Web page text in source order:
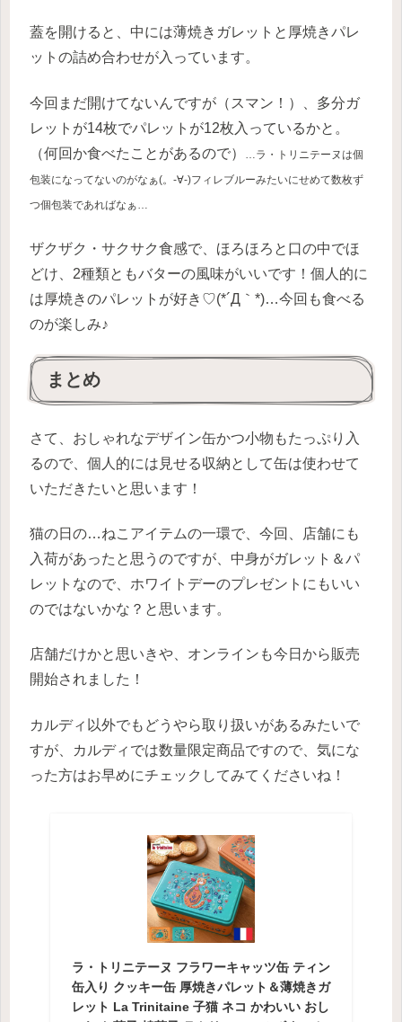
蓋を開けると、中には薄焼きガレットと厚焼きパレ
ットの詰め合わせが入っています。
今回まだ開けてないんですが（スマン！）、多分ガ
レットが14枚でパレットが12枚入っているかと。
（何回か食べたことがあるので）
…ラ・トリニテーヌは個
包装になってないのがなぁ(。-∀-)フィレブルーみたいにせめて数枚ず
つ個包装であればなぁ…
ザクザク・サクサク食感で、ほろほろと口の中でほ
どけ、2種類ともバターの風味がいいです！個人的に
は厚焼きのパレットが好き♡(*´Д｀*)…今回も食べる
のが楽しみ♪
まとめ
さて、おしゃれなデザイン缶かつ小物もたっぷり入
るので、個人的には見せる収納として缶は使わせて
いただきたいと思います！
猫の日の…ねこアイテムの一環で、今回、店舗にも
入荷があったと思うのですが、中身がガレット＆パ
レットなので、ホワイトデーのプレゼントにもいい
のではないかな？と思います。
店舗だけかと思いきや、オンラインも今日から販売
開始されました！
カルディ以外でもどうやら取り扱いがあるみたいで
すが、カルディでは数量限定商品ですので、気にな
った方はお早めにチェックしてみてくださいね！
ラ・トリニテーヌ フラワーキャッツ缶 ティン
缶入り クッキー缶 厚焼きパレット＆薄焼きガ
レット La Trinitaine 子猫 ネコ かわいい おし